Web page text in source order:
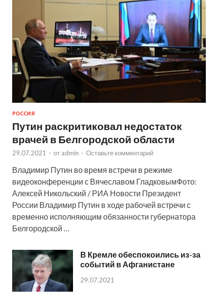
РОССИЯ
Путин раскритиковал недостаток
врачей в Белгородской области
29.07.2021 - от admin - Оставьте комментарий
Владимир Путин во время встречи в режиме
видеоконференции с Вячеславом ГладковымФото:
Алексей Никольский / РИА Новости Президент
России Владимир Путин в ходе рабочей встречи с
временно исполняющим обязанности губернатора
Белгородской …
В Кремле обеспокоились из-за
событий в Афганистане
29.07.2021